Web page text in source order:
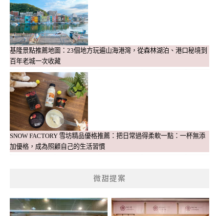
基隆景點推薦地圖：23個地方玩遍山海港灣，從森林湖泊、港口秘境到
百年老城一次收藏
SNOW FACTORY 雪坊精品優格推薦：把日常過得柔軟一點：一杯無添
加優格，成為照顧自己的生活習慣
微甜提案